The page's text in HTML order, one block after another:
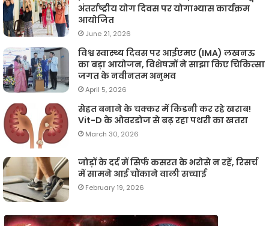
अंतर्राष्ट्रीय योग दिवस पर योगाभ्यास कार्यक्रम
आयोजित
June 21, 2026
विश्व स्वास्थ्य दिवस पर आईएमए (IMA) लखनऊ
का बड़ा आयोजन, विशेषज्ञों ने साझा किए चिकित्सा
जगत के नवीनतम अनुभव
April 5, 2026
सेहत बनाने के चक्कर में किडनी कर रहे खराब!
Vit-D के ओवरडोज से बढ़ रहा पथरी का खतरा
March 30, 2026
जोड़ों के दर्द में सिर्फ कसरत के भरोसे न रहें, रिसर्च
में सामने आई चौंकाने वाली सच्चाई
February 19, 2026